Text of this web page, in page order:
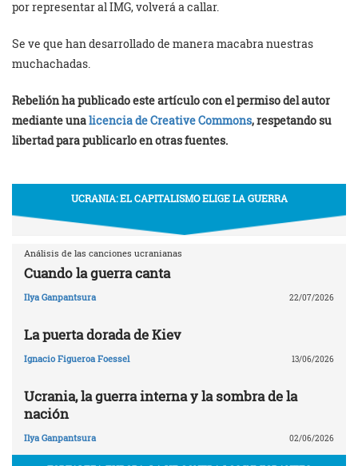
por representar al IMG, volverá a callar.
Se ve que han desarrollado de manera macabra nuestras
muchachadas.
Rebelión ha publicado este artículo con el permiso del autor
mediante unalicencia de Creative Commons, respetando su
libertad para publicarlo en otras fuentes.
UCRANIA: EL CAPITALISMO ELIGE LA GUERRA
Análisis de las canciones ucranianas
Cuando la guerra canta
Ilya Ganpantsura 22/07/2026
La puerta dorada de Kiev
Ignacio Figueroa Foessel 13/06/2026
Ucrania, la guerra interna y la sombra de la
nación
Ilya Ganpantsura 02/06/2026